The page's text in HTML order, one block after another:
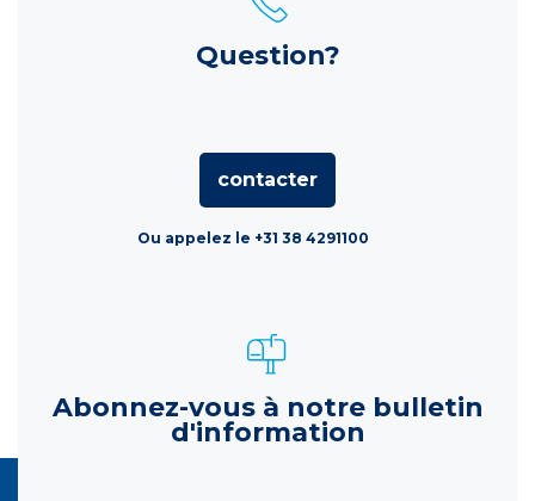
Question?
contacter
Ou appelez le +31 38 4291100
Abonnez-vous à notre bulletin
d'information